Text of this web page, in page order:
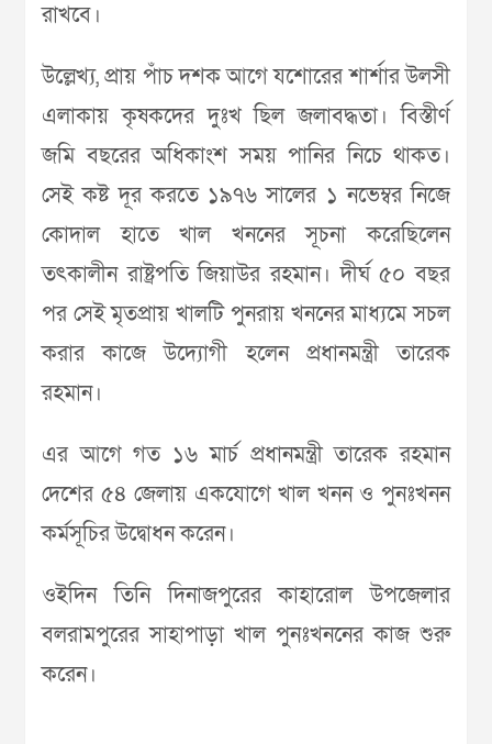
রাখবে।
উল্লেখ্য, প্রায় পাঁচ দশক আগে যশোরের শার্শার উলসী
এলাকায় কৃষকদের দুঃখ ছিল জলাবদ্ধতা। বিস্তীর্ণ
জমি বছরের অধিকাংশ সময় পানির নিচে থাকত।
সেই কষ্ট দূর করতে ১৯৭৬ সালের ১ নভেম্বর নিজে
কোদাল হাতে খাল খননের সূচনা করেছিলেন
তৎকালীন রাষ্ট্রপতি জিয়াউর রহমান। দীর্ঘ ৫০ বছর
পর সেই মৃতপ্রায় খালটি পুনরায় খননের মাধ্যমে সচল
করার কাজে উদ্যোগী হলেন প্রধানমন্ত্রী তারেক
রহমান।
এর আগে গত ১৬ মার্চ প্রধানমন্ত্রী তারেক রহমান
দেশের ৫৪ জেলায় একযোগে খাল খনন ও পুনঃখনন
কর্মসূচির উদ্বোধন করেন।
ওইদিন তিনি দিনাজপুরের কাহারোল উপজেলার
বলরামপুরের সাহাপাড়া খাল পুনঃখননের কাজ শুরু
করেন।